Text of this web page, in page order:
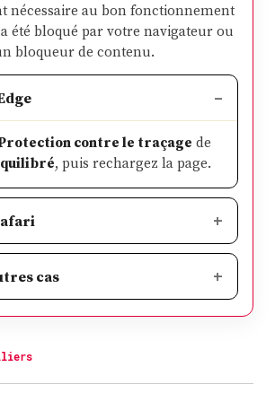
nécessaire au bon fonctionnement
été bloqué par votre navigateur ou
bloqueur de contenu.
contre le traçage de
, puis rechargez la page.
cas